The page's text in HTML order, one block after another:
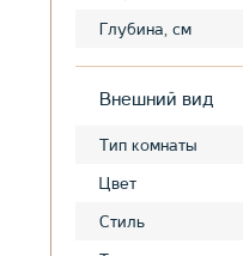
Глубина, см
Внешний вид
Тип комнаты
Цвет
Стиль